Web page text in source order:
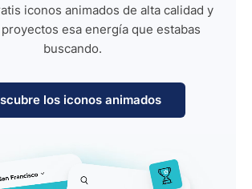
iconos animados de alta calidad y
esa energía que estabas
buscando.
los iconos animados